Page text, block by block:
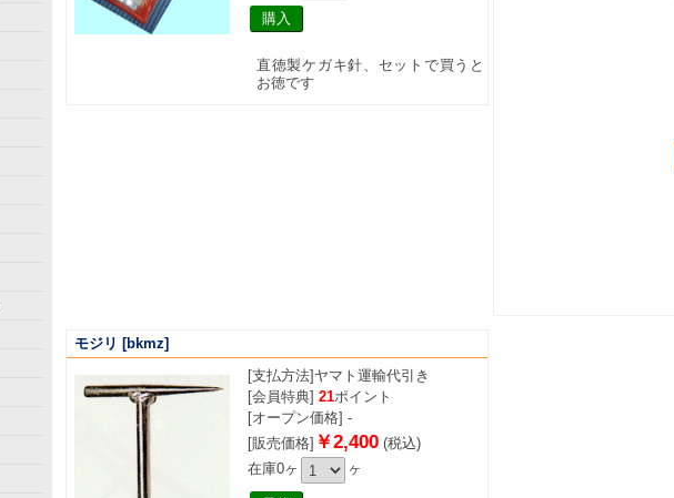
直徳製ケガキ針、セットで買うと
お徳です
モジリ [bkmz]
[支払方法] ヤマト運輸代引き
[会員特典] 21ポイント
[オープン価格] -
[販売価格] ￥2,400(税込)
在庫0ヶ
ヶ